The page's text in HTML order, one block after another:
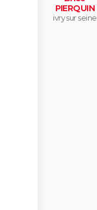
PIERQUIN
ivry sur seine